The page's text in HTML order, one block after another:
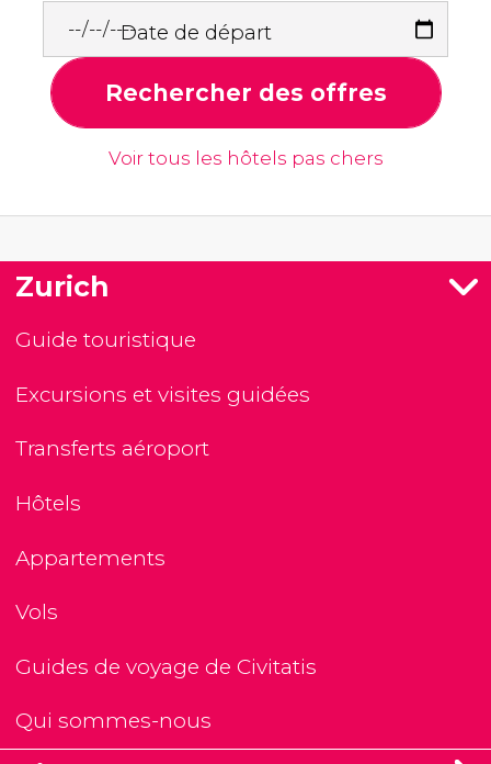
Date de départ
Rechercher des offres
Voir tous les hôtels pas chers
Zurich
Guide touristique
Excursions et visites guidées
Transferts aéroport
Hôtels
Appartements
Vols
Guides de voyage de Civitatis
Qui sommes-nous